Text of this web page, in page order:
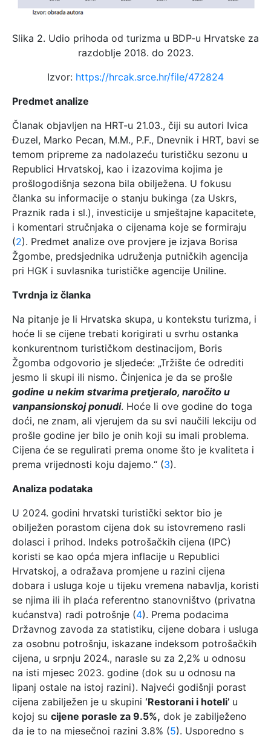
Slika 2. Udio prihoda od turizma u BDP-u Hrvatske za
razdoblje 2018. do 2023.
Izvor: https://hrcak.srce.hr/file/472824
Predmet analize
Članak objavljen na HRT-u 21.03., čiji su autori Ivica
Đuzel, Marko Pecan, M.M., P.F., Dnevnik i HRT, bavi se
temom pripreme za nadolazeću turističku sezonu u
Republici Hrvatskoj, kao i izazovima kojima je
prošlogodišnja sezona bila obilježena. U fokusu
članka su informacije o stanju bukinga (za Uskrs,
Praznik rada i sl.), investicije u smještajne kapacitete,
i komentari stručnjaka o cijenama koje se formiraju
(2). Predmet analize ove provjere je izjava Borisa
Žgombe, predsjednika udruženja putničkih agencija
pri HGK i suvlasnika turističke agencije Uniline.
Tvrdnja iz članka
Na pitanje je li Hrvatska skupa, u kontekstu turizma, i
hoće li se cijene trebati korigirati u svrhu ostanka
konkurentnom turističkom destinacijom, Boris
Žgomba odgovorio je sljedeće: „Tržište će odrediti
jesmo li skupi ili nismo. Činjenica je da se prošle
godine u nekim stvarima pretjeralo, naročito u
vanpansionskoj ponudi. Hoće li ove godine do toga
doći, ne znam, ali vjerujem da su svi naučili lekciju od
prošle godine jer bilo je onih koji su imali problema.
Cijena će se regulirati prema onome što je kvaliteta i
prema vrijednosti koju dajemo.“ (3).
Analiza podataka
U 2024. godini hrvatski turistički sektor bio je
obilježen porastom cijena dok su istovremeno rasli
dolasci i prihod. Indeks potrošačkih cijena (IPC)
koristi se kao opća mjera inflacije u Republici
Hrvatskoj, a odražava promjene u razini cijena
dobara i usluga koje u tijeku vremena nabavlja, koristi
se njima ili ih plaća referentno stanovništvo (privatna
kućanstva) radi potrošnje (4). Prema podacima
Državnog zavoda za statistiku, cijene dobara i usluga
za osobnu potrošnju, iskazane indeksom potrošačkih
cijena, u srpnju 2024., narasle su za 2,2% u odnosu
na isti mjesec 2023. godine (dok su u odnosu na
lipanj ostale na istoj razini). Najveći godišnji porast
cijena zabilježen je u skupini ‘Restorani i hoteli’ u
kojoj su cijene porasle za 9.5%, dok je zabilježeno
da je to na mjesečnoj razini 3.8% (5). Usporedno s